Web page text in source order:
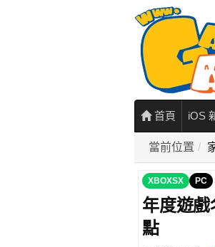
首頁 iOS
當前位置
XBOXSX PC
年度遊
點